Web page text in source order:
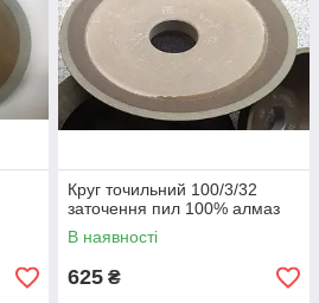
Круг точильний 100/3/32
заточення пил 100% алмаз
В наявності
625 ₴